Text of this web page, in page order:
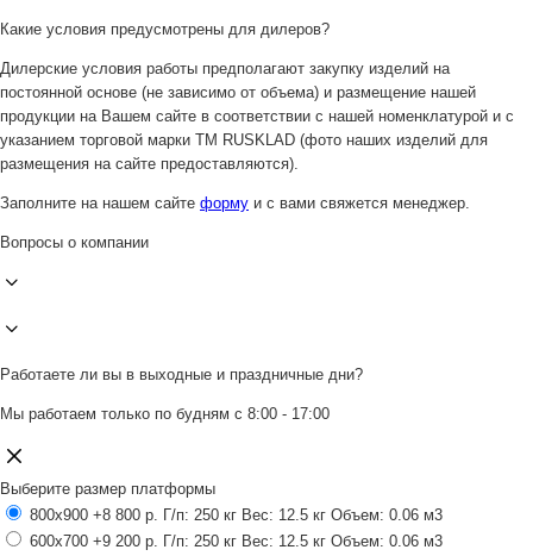
Какие условия предусмотрены для дилеров?
Дилерские условия работы предполагают закупку изделий на
постоянной основе (не зависимо от объема) и размещение нашей
продукции на Вашем сайте в соответствии с нашей номенклатурой и с
указанием торговой марки ТМ RUSKLAD (фото наших изделий для
размещения на сайте предоставляются).
Заполните на нашем сайте форму и с вами свяжется менеджер.
Вопросы о компании
Работаете ли вы в выходные и праздничные дни?
Мы работаем только по будням с 8:00 - 17:00
Выберите размер платформы
800x900 +8 800 р. Г/п: 250 кг Вес: 12.5 кг Объем: 0.06 м3
600x700 +9 200 р. Г/п: 250 кг Вес: 12.5 кг Объем: 0.06 м3